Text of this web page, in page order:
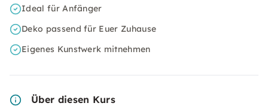
Ideal für Anfänger
Deko passend für Euer Zuhause
Eigenes Kunstwerk mitnehmen
Über diesen Kurs